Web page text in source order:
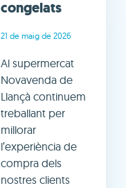
congelats
21 de maig de 2026
Al supermercat
Novavenda de
Llançà continuem
treballant per
millorar
l’experiència de
compra dels
nostres clients